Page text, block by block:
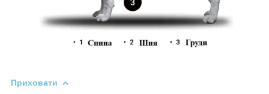
Приховати